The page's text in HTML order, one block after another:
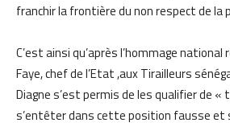
franchir la frontière du non respect de la
C’est ainsi qu’après l’hommage national
Faye, chef de l’Etat ,aux Tirailleurs
Diagne s’est permis de les qualifier de
s’entêter dans cette position fausse et